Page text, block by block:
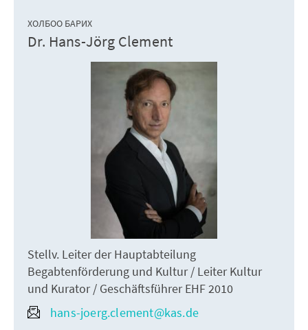
ХОЛБОО БАРИХ
Dr. Hans-Jörg Clement
Stellv. Leiter der Hauptabteilung
Begabtenförderung und Kultur / Leiter Kultur
und Kurator / Geschäftsführer EHF 2010
hans-joerg.clement@kas.de